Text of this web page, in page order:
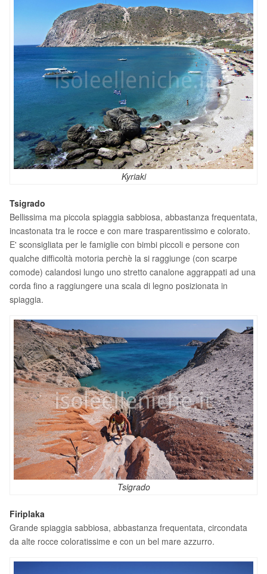
Kyriaki
Tsigrado
Bellissima ma piccola spiaggia sabbiosa, abbastanza frequentata,
incastonata tra le rocce e con mare trasparentissimo e colorato.
E' sconsigliata per le famiglie con bimbi piccoli e persone con
qualche difficoltà motoria perchè la si raggiunge (con scarpe
comode) calandosi lungo uno stretto canalone aggrappati ad una
corda fino a raggiungere una scala di legno posizionata in
spiaggia.
Tsigrado
Firiplaka
Grande spiaggia sabbiosa, abbastanza frequentata, circondata
da alte rocce coloratissime e con un bel mare azzurro.